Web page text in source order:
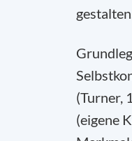
(Turner,
(eigene